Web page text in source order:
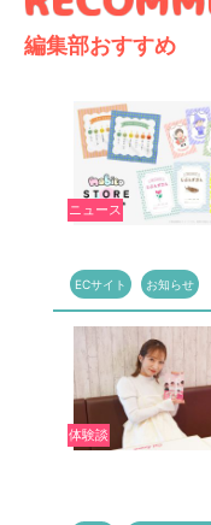
編集部おすすめ
ニュース
ECサイト お知らせ
体験談